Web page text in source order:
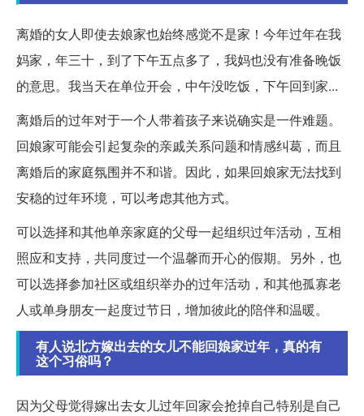
离婚的女人即使去娘家也始终感觉不是家！今年过年在我
妈家，年三十，到了下午五点多了，我妈也没有准备晚饭
的意思。我当天在单位开会，中午没吃饭，下午回到家...
离婚后的过年对于一个人带着孩子来说确实是一件难题。
回娘家可能会引起复杂的亲戚关系问题和情感纠葛，而且
离婚后的家庭氛围并不和谐。因此，如果回娘家无法找到
安稳的过年环境，可以考虑其他方式。
可以选择和其他单亲家庭的父母一起组织过年活动，互相
照应和支持，共同度过一个温馨而开心的假期。另外，也
可以选择参加社区或组织举办的过年活动，和其他孤寡老
人或单身朋友一起度过节日，增加彼此的陪伴和温暖。
有人说北方嫁出去的女儿不能回娘家过年，真的有
这个习俗吗？
因为父母觉得嫁出去女儿过年回家会抢掉自己特别是自己